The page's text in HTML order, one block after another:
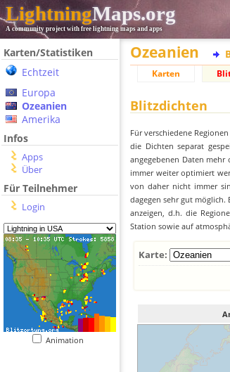
LightningMaps.org
A community project with free lightning maps and apps
Karten/Statistiken
Echtzeit
Europa
Ozeanien
Amerika
Infos
Apps
Über
Für Teilnehmer
Login
Animation
Ozeanien
Karten
Blitzdichten
Für verschiedene
die Dichten separat
angegebenen Daten mehr
immer weiter optimiert
von daher nicht immer
dagegen sehr gut
anzeigen, d.h. die
Station sowie auf
Karte: